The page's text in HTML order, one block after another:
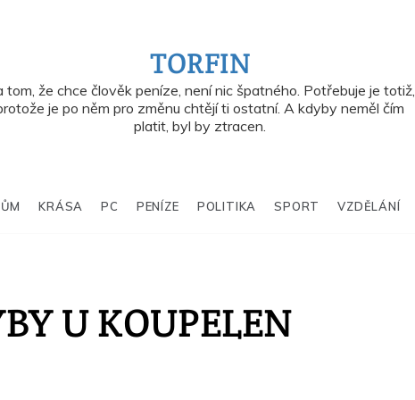
TORFIN
tom, že chce člověk peníze, není nic špatného. Potřebuje je totiž,
je po něm pro změnu chtějí ti ostatní. A kdyby neměl čím
platit, byl by ztracen.
KRÁSA PC PENÍZE POLITIKA SPORT VZDĚLÁNÍ
U KOUPELEN